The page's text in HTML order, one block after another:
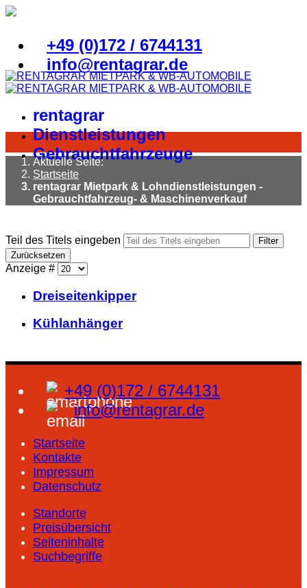
+49 (0)172 / 6744131
info@rentagrar.de
rentagrar
Dienstleistungen
Gebrauchtfahrzeuge
Aktuelle Seite:
Startseite
rentagrar Mietpark & Lohndienstleistungen -
Gebrauchtfahrzeug- & Maschinenverkauf
Teil des Titels eingeben
Filter
Zurücksetzen
Anzeige #
Dreiseitenkipper
Kühlanhänger
+49 (0)172 / 6744131
info@rentagrar.de
Startseite
Kontakte
Impressum
Datenschutz
Standorte
Preisübersicht
Seiteninhalte
Suchbegriffe